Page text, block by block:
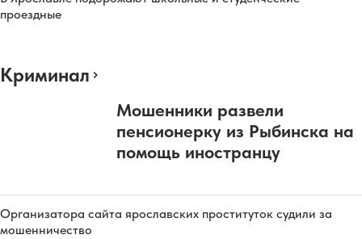
проездные
Криминал
Мошенники развели
пенсионерку из Рыбинска на
помощь иностранцу
Организатора сайта ярославских проституток судили за
мошенничество